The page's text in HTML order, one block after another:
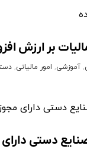
بر ارزش
,آموزشی, امور مالیاتی,
دستی